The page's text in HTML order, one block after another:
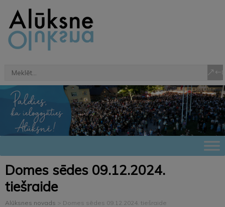
Domes sēdes 09.12.2024.
tiešraide
Alūksnes novads > Domes sēdes 09.12.2024. tiešraide